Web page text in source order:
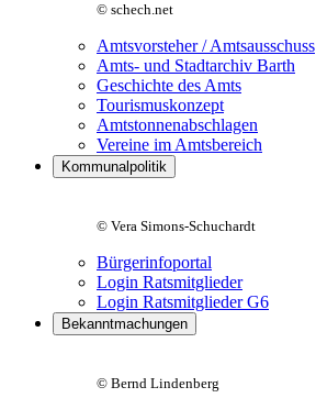
© schech.net
Amtsvorsteher / Amtsausschuss
Amts- und Stadtarchiv Barth
Geschichte des Amts
Tourismuskonzept
Amtstonnenabschlagen
Vereine im Amtsbereich
Kommunalpolitik
© Vera Simons-Schuchardt
Bürgerinfoportal
Login Ratsmitglieder
Login Ratsmitglieder G6
Bekanntmachungen
© Bernd Lindenberg